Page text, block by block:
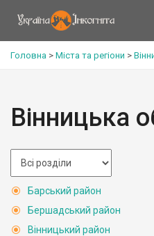
Головна > Міста та регіони >
Вінницька
Барський район
Бершадський район
Вінницький район